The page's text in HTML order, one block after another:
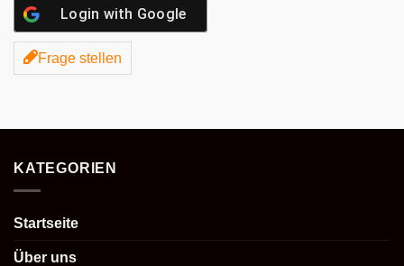
Login with Google
Frage stellen
KATEGORIEN
Startseite
Über uns